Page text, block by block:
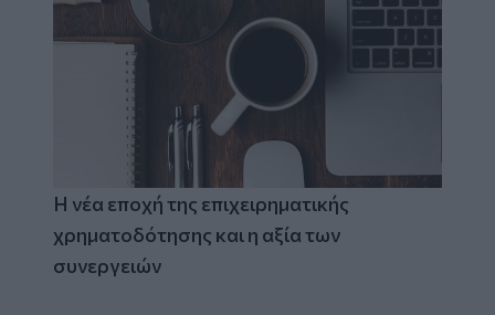
Η νέα εποχή της επιχειρηματικής
χρηματοδότησης και η αξία των
συνεργειών